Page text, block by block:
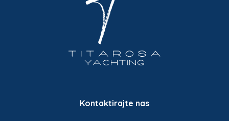
Kontaktirajte nas